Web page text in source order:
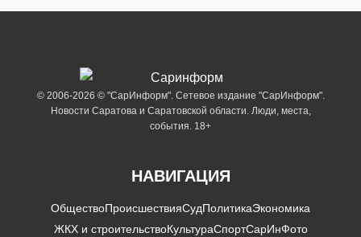
© 2006-2026 © "СарИнформ". Сетевое издание "СарИнформ".
Новости Саратова и Саратовской области. Люди, места,
события. 18+
НАВИГАЦИЯ
ОбществоПроисшествияСудПолитикаЭкономика
ЖКХ и строительствоКультураСпортСарИнФото